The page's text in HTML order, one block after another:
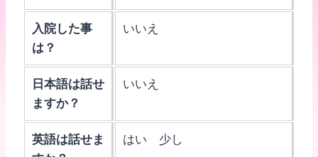
入院した事
は？
いいえ
日本語は話せ
ますか？
いいえ
英語は話せま
はい 少し